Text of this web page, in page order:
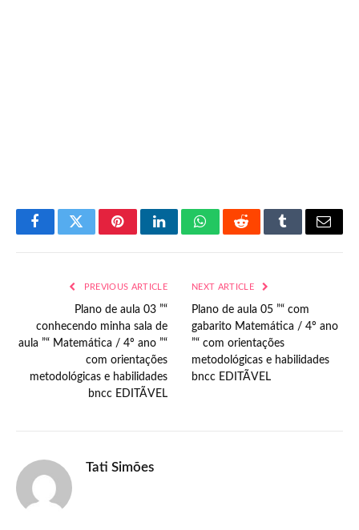
FacebookTwitterPinterestLinkedInWhatsAppRedditTumblrEmail
PREVIOUS ARTICLE
Plano de aula 03 ”“
conhecendo minha sala de
aula ”“ Matemática / 4º ano ”“
com orientações
metodológicas e habilidades
bncc EDITÃVEL
NEXT ARTICLE
Plano de aula 05 ”“ com
gabarito Matemática / 4º ano
”“ com orientações
metodológicas e habilidades
bncc EDITÃVEL
Tati Simões